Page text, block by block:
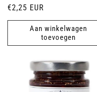
Normale
prijs
€2,25 EUR
Aan winkelwagen
toevoegen